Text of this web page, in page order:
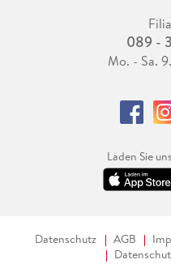
089 -
Mo. - Sa.
Laden Sie
Datenschutz AGB